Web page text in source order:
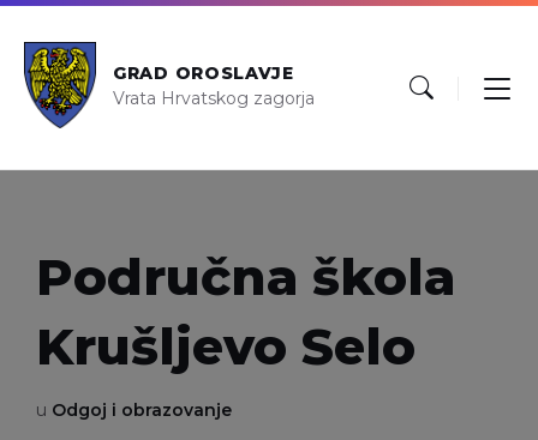
GRAD OROSLAVJE
Vrata Hrvatskog zagorja
Područna škola
Krušljevo Selo
u Odgoj i obrazovanje